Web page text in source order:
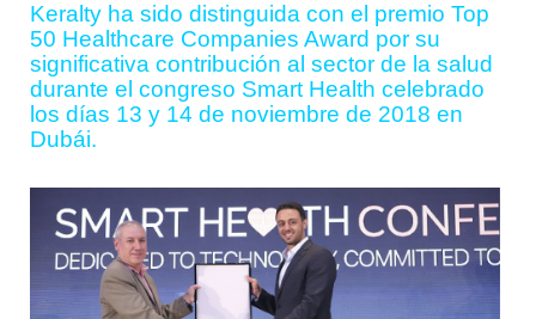
Keralty ha sido distinguida con el premio Top
50 Healthcare Companies Award por su
significativa contribución al sector de la salud
durante el congreso Smart Health celebrado
los días 13 y 14 de noviembre de 2018 en
Dubái.